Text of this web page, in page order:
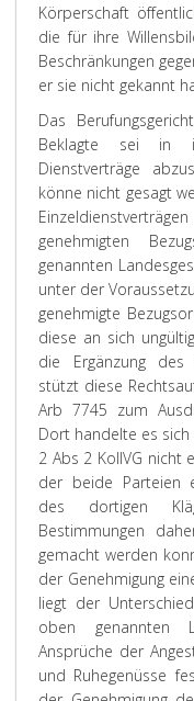
Körperschaft
die für ihre
Beschränkungen
er sie nicht gekannt
Das
Beklagte sei in
Dienstverträge
könne nicht gesagt
genehmigten
genannten
unter der
genehmigte
diese an sich
die Ergänzung des
stützt diese
Arb 7745 zum
Dort handelte es
2 Abs 2 KollVG nicht
der beide Parteien
des dortigen
Bestimmungen
gemacht werden
der Genehmigung
liegt der
oben genannten
Ansprüche der
und Ruhegenüsse